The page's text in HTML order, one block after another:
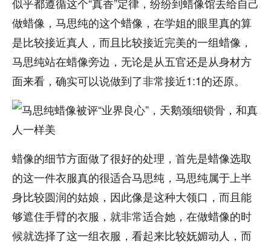
做蜡像，马思纯的这个蜡像，在学姐的眼里真的算
是比较接近真人，而且比较接近完美的一组蜡像，
马思纯站在蜡像旁边，无论是从五官还是从身材方
面来看，确实可以说做到了非常接近1:1的还原。
蜡像的细节方面做了很好的处理，首先是蜡像选取
的这一件衣服真的很适合马思纯，马思纯属于上半
身比较圆润的姑娘，因此像是这种大领口，而且能
够遮住手臂的衣服，就非常适合她，在做蜡像的时
候就选择了这一组衣服，看起来比较妩媚动人，而